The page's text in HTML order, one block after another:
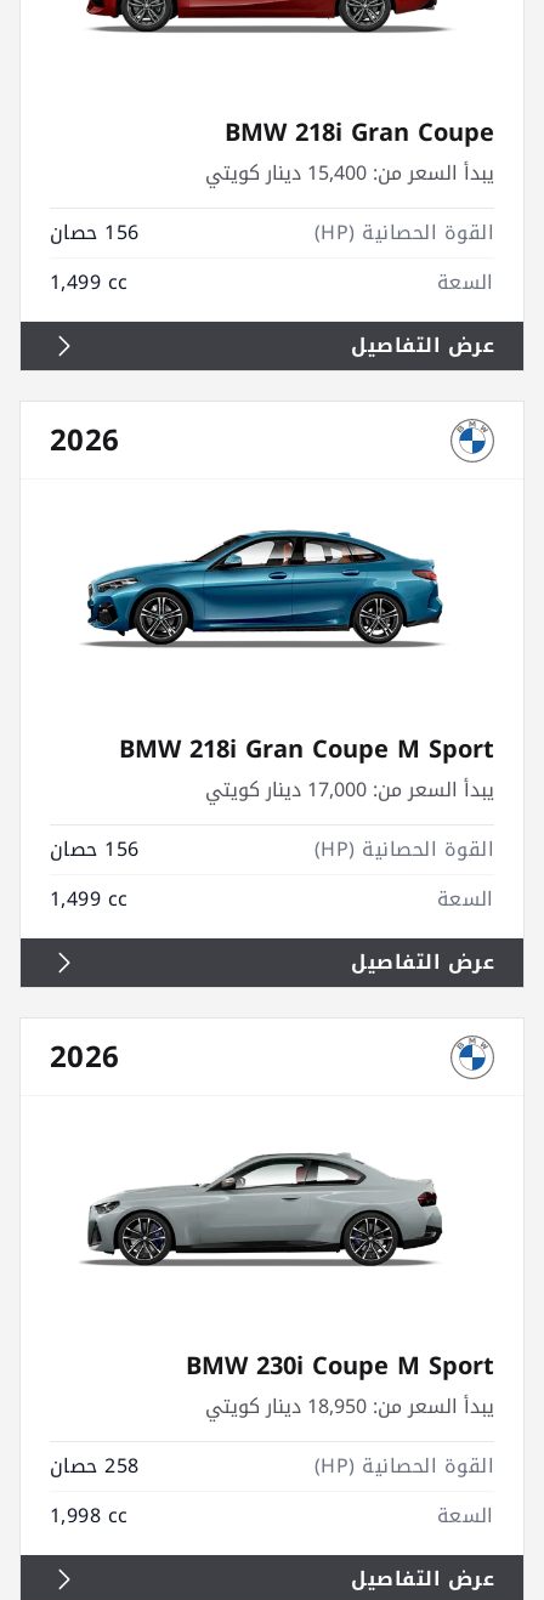
BMW 218i Gran Coupe
يبدأ السعر من:
القوة الحصانية (HP)
156 حصان
السعة
1,499 cc
عرض التفاصيل
2026
BMW 218i Gran Coupe M Sport
يبدأ السعر من:
القوة الحصانية (HP)
156 حصان
السعة
1,499 cc
عرض التفاصيل
2026
BMW 230i Coupe M Sport
يبدأ السعر من:
القوة الحصانية (HP)
258 حصان
السعة
1,998 cc
عرض التفاصيل